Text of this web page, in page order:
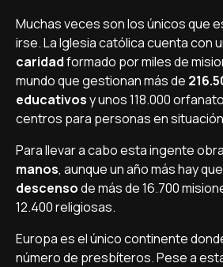
Muchas veces son los únicos que
irse. La Iglesia católica cuenta con
caridadformado por miles de
mundo que gestionan más de
educativosy unos 118.000
centros para personas en
Para llevar a cabo esta ingente obra
manos, aunque un año más hay
descensode más de 16.700
12.400 religiosas.
Europa es el único continente
número de presbíteros. Pese a